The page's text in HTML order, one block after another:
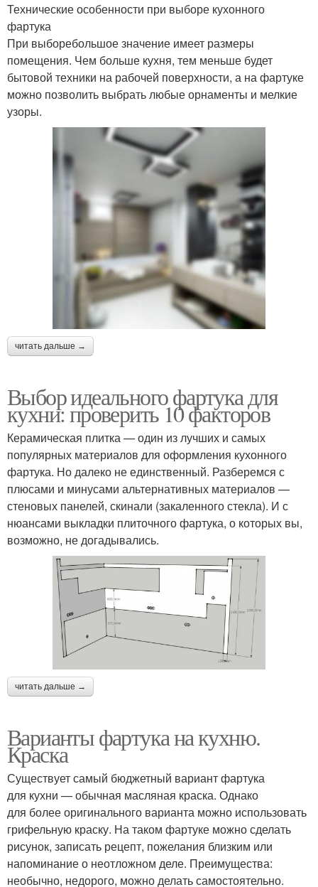
Технические особенности при выборе кухонного
фартука
При выборебольшое значение имеет размеры
помещения. Чем больше кухня, тем меньше будет
бытовой техники на рабочей поверхности, а на фартуке
можно позволить выбрать любые орнаменты и мелкие
узоры.
читать дальше →
Выбор идеального фартука для
кухни: проверить 10 факторов
Керамическая плитка — один из лучших и самых
популярных материалов для оформления кухонного
фартука. Но далеко не единственный. Разберемся с
плюсами и минусами альтернативных материалов —
стеновых панелей, скинали (закаленного стекла). И с
нюансами выкладки плиточного фартука, о которых вы,
возможно, не догадывались.
читать дальше →
Варианты фартука на кухню.
Краска
Существует самый бюджетный вариант фартука
для кухни — обычная масляная краска. Однако
для более оригинального варианта можно использовать
грифельную краску. На таком фартуке можно сделать
рисунок, записать рецепт, пожелания близким или
напоминание о неотложном деле. Преимущества:
необычно, недорого, можно делать самостоятельно.